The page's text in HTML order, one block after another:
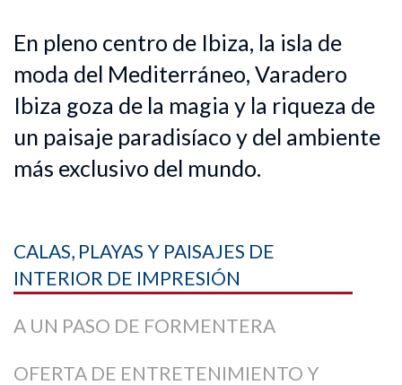
En pleno centro de Ibiza, la isla de
moda del Mediterráneo, Varadero
Ibiza goza de la magia y la riqueza de
un paisaje paradisíaco y del ambiente
más exclusivo del mundo.
CALAS, PLAYAS Y PAISAJES DE
INTERIOR DE IMPRESIÓN
A UN PASO DE FORMENTERA
OFERTA DE ENTRETENIMIENTO Y